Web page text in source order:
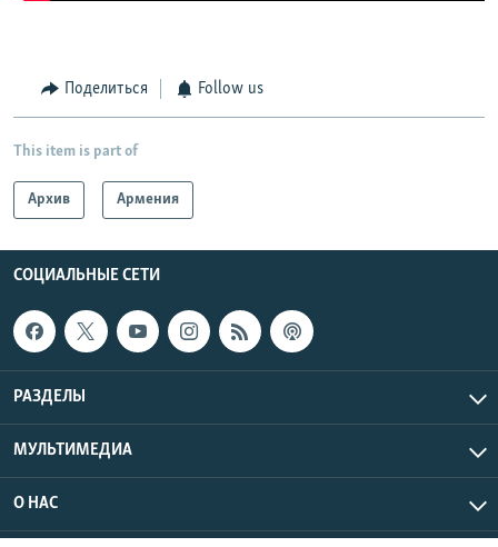
Поделиться Follow us
This item is part of
Архив Армения
СОЦИАЛЬНЫЕ СЕТИ
РАЗДЕЛЫ
МУЛЬТИМЕДИА
О НАС